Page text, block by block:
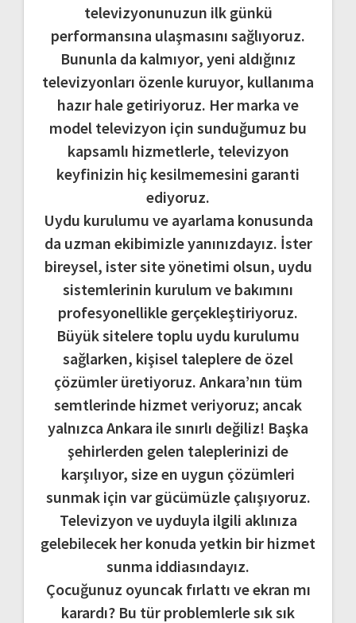
televizyonunuzun ilk günkü
performansına ulaşmasını sağlıyoruz.
Bununla da kalmıyor, yeni aldığınız
televizyonları özenle kuruyor, kullanıma
hazır hale getiriyoruz. Her marka ve
model televizyon için sunduğumuz bu
kapsamlı hizmetlerle, televizyon
keyfinizin hiç kesilmemesini garanti
ediyoruz.
Uydu kurulumu ve ayarlama konusunda
da uzman ekibimizle yanınızdayız. İster
bireysel, ister site yönetimi olsun, uydu
sistemlerinin kurulum ve bakımını
profesyonellikle gerçekleştiriyoruz.
Büyük sitelere toplu uydu kurulumu
sağlarken, kişisel taleplere de özel
çözümler üretiyoruz. Ankara’nın tüm
semtlerinde hizmet veriyoruz; ancak
yalnızca Ankara ile sınırlı değiliz! Başka
şehirlerden gelen taleplerinizi de
karşılıyor, size en uygun çözümleri
sunmak için var gücümüzle çalışıyoruz.
Televizyon ve uyduyla ilgili aklınıza
gelebilecek her konuda yetkin bir hizmet
sunma iddiasındayız.
Çocuğunuz oyuncak fırlattı ve ekran mı
karardı? Bu tür problemlerle sık sık